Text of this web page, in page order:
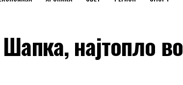
најтопло во